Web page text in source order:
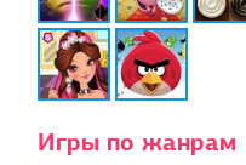
Игры по жанрам